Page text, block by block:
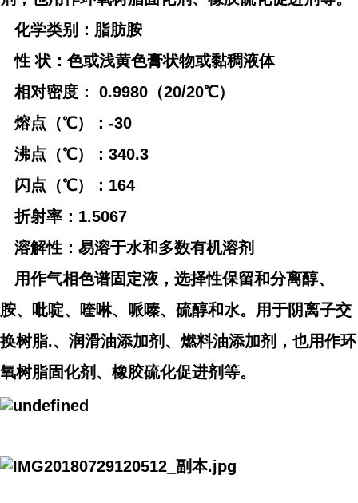
化学类别：脂肪胺
性 状：色或浅黄色膏状物或黏稠液体
相对密度： 0.9980（20/20℃）
熔点（℃）：-30
沸点（℃）：340.3
闪点（℃）：164
折射率：1.5067
溶解性：易溶于水和多数有机溶剂
用作气相色谱固定液，选择性保留和分离醇、
胺、吡啶、喹啉、哌嗪、硫醇和水。用于阴离子交
换树脂.、润滑油添加剂、燃料油添加剂，也用作环
氧树脂固化剂、橡胶硫化促进剂等。